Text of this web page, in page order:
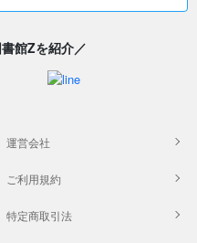
館Zを紹介／
運営会社
ご利用規約
特定商取引法